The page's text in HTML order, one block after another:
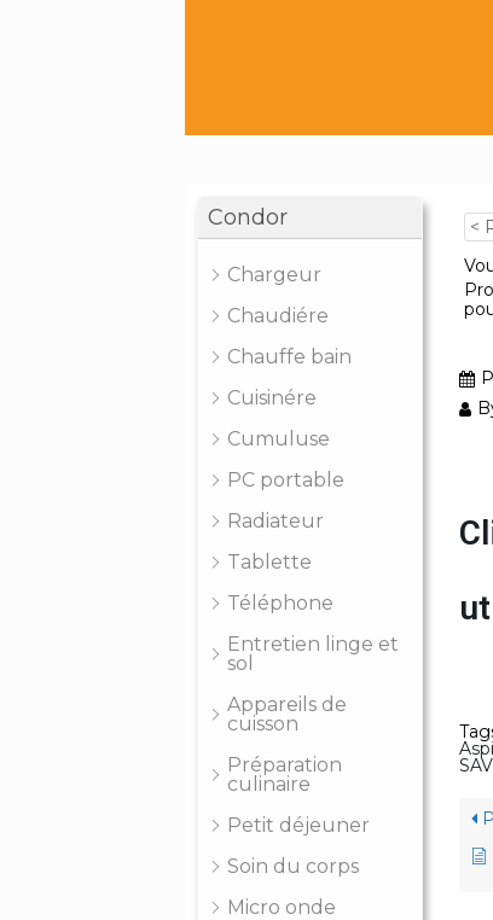
Condor
Chargeur
Chaudiére
Chauffe bain
Cuisinére
Cumuluse
PC portable
Radiateur
Tablette
Téléphone
Entretien linge et
sol
Appareils de
cuisson
Préparation
culinaire
Petit déjeuner
Soin du corps
Micro onde
<